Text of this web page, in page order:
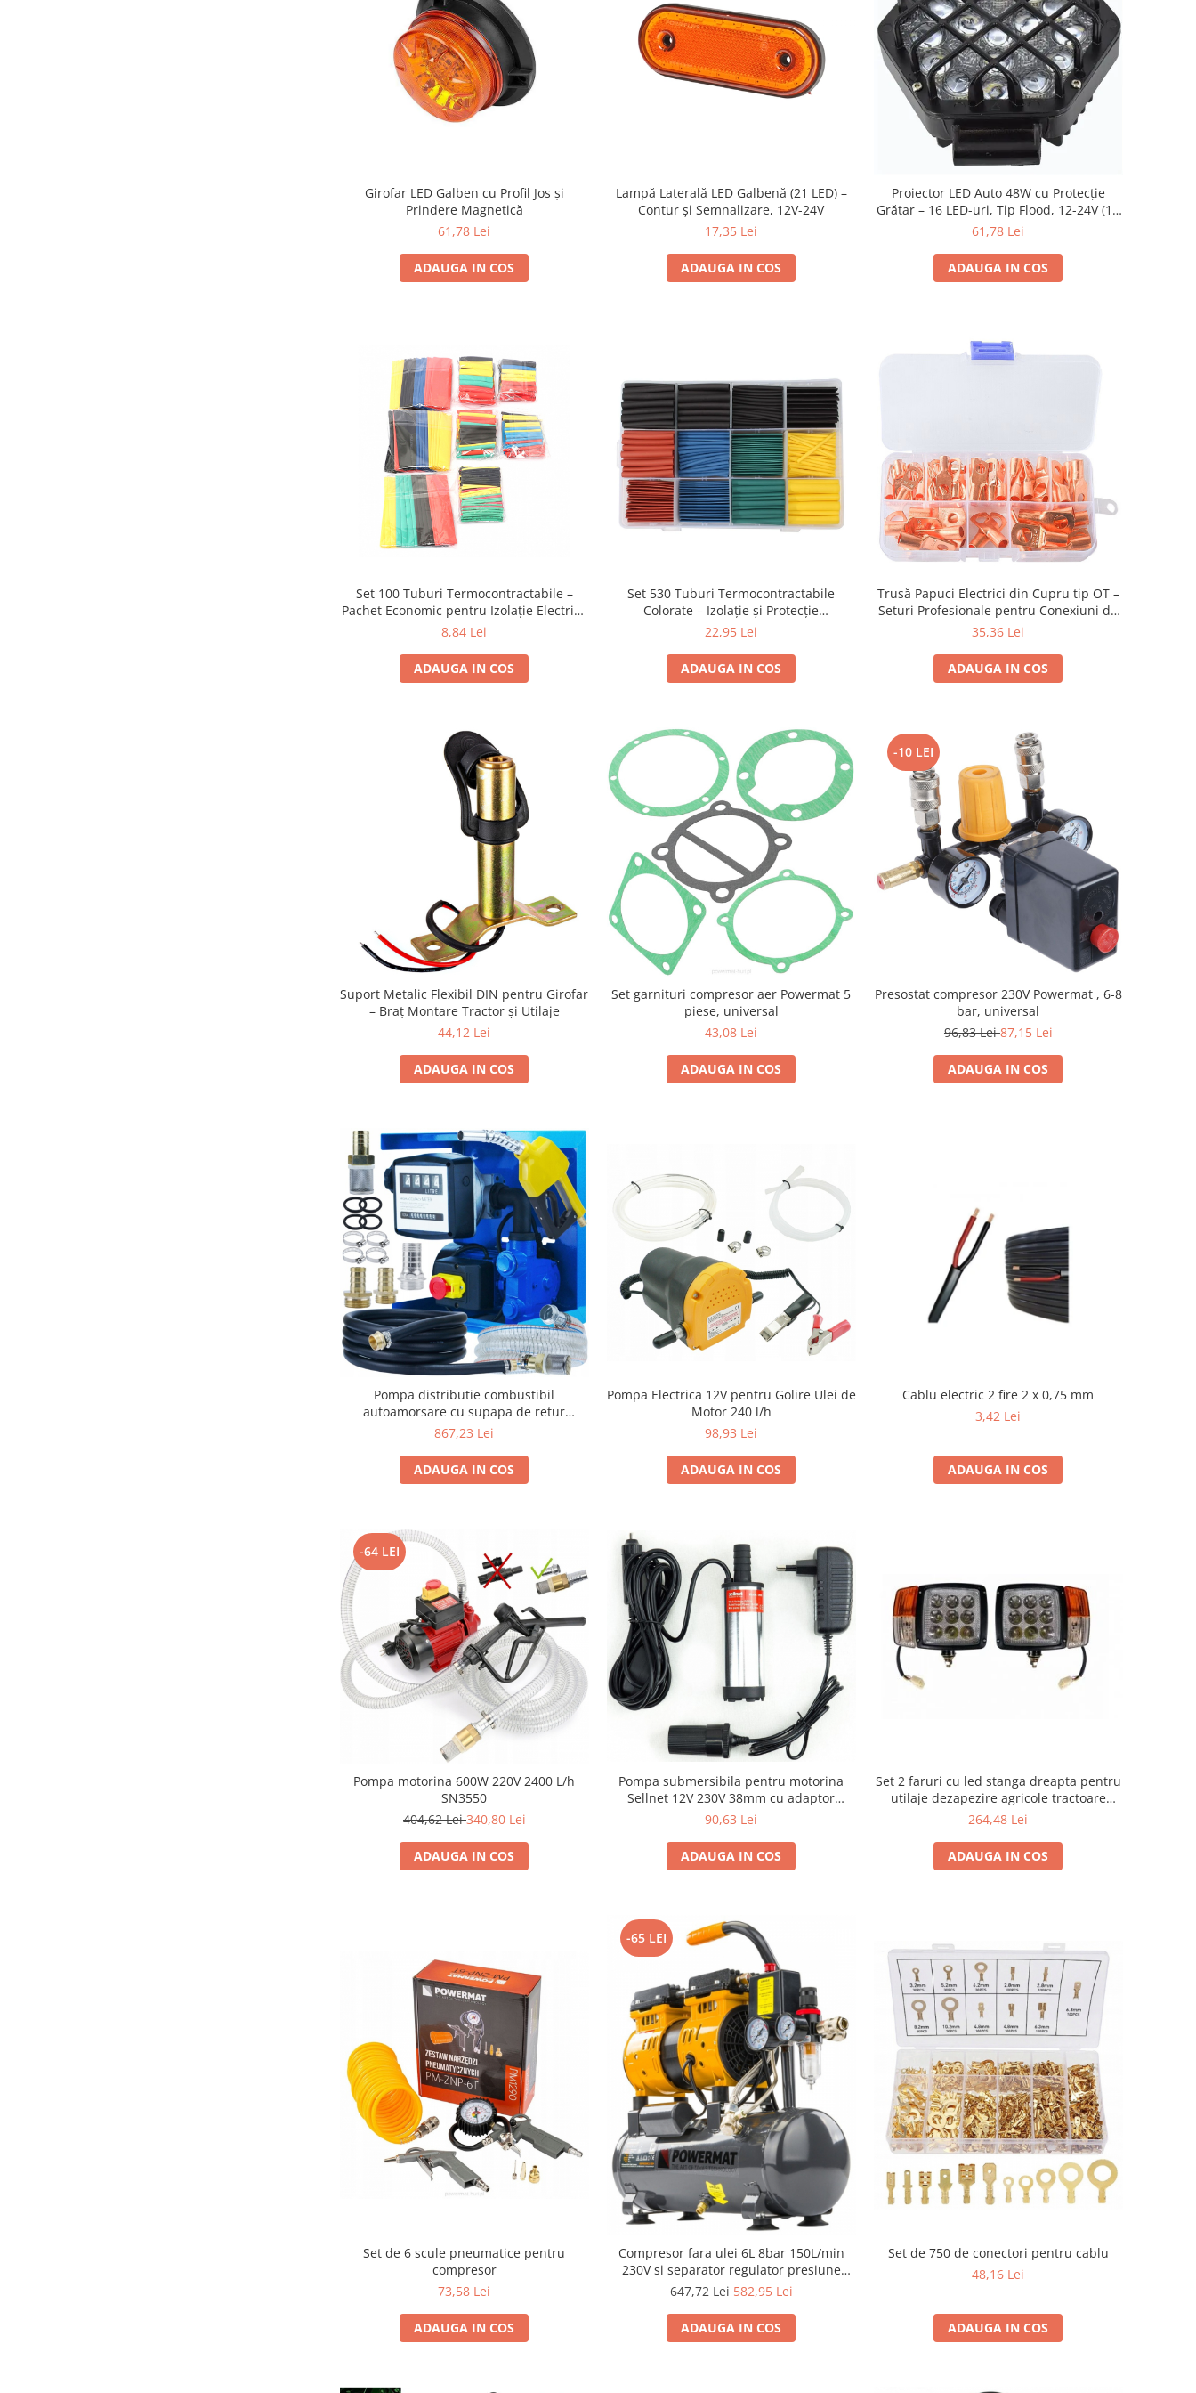
Girofar LED Galben cu Profil Jos și
Prindere Magnetică
61,78 Lei
ADAUGA IN COS
Lampă Laterală LED Galbenă (21 LED) –
Contur și Semnalizare, 12V-24V
17,35 Lei
ADAUGA IN COS
Proiector LED Auto 48W cu Protecție
Grătar – 16 LED-uri, Tip Flood, 12-24V (16
cm)
61,78 Lei
ADAUGA IN COS
Set 100 Tuburi Termocontractabile –
Pachet Economic pentru Izolație Electrică
(Cod: 10732)
8,84 Lei
ADAUGA IN COS
Set 530 Tuburi Termocontractabile
Colorate – Izolație și Protecție
Profesională
22,95 Lei
ADAUGA IN COS
Trusă Papuci Electrici din Cupru tip OT –
Seturi Profesionale pentru Conexiuni de
Putere
35,36 Lei
ADAUGA IN COS
Suport Metalic Flexibil DIN pentru Girofar
– Braț Montare Tractor și Utilaje
44,12 Lei
ADAUGA IN COS
Set garnituri compresor aer Powermat 5
piese, universal
43,08 Lei
ADAUGA IN COS
-10 LEI
Presostat compresor 230V Powermat , 6-8
bar, universal
96,83 Lei87,15 Lei
ADAUGA IN COS
Pompa distributie combustibil
autoamorsare cu supapa de retur
automat capacitat e: 40l/min inaltime de867,23 Lei
ADAUGA IN COS
Pompa Electrica 12V pentru Golire Ulei de
Motor 240 l/h
98,93 Lei
ADAUGA IN COS
Cablu electric 2 fire 2 x 0,75 mm
3,42 Lei
ADAUGA IN COS
-64 LEI
Pompa motorina 600W 220V 2400 L/h
SN3550
404,62 Lei340,80 Lei
ADAUGA IN COS
Pompa submersibila pentru motorina
Sellnet 12V 230V 38mm cu adaptor
pentru bricheta SN909-230V
90,63 Lei
ADAUGA IN COS
Set 2 faruri cu led stanga dreapta pentru
utilaje dezapezire agricole tractoare
buldo 12 V
264,48 Lei
ADAUGA IN COS
Set de 6 scule pneumatice pentru
compresor
73,58 Lei
ADAUGA IN COS
-65 LEI
Compresor fara ulei 6L 8bar 150L/min
230V si separator regulator presiune
silentios 59dB
647,72 Lei582,95 Lei
ADAUGA IN COS
Set de 750 de conectori pentru cablu
48,16 Lei
ADAUGA IN COS